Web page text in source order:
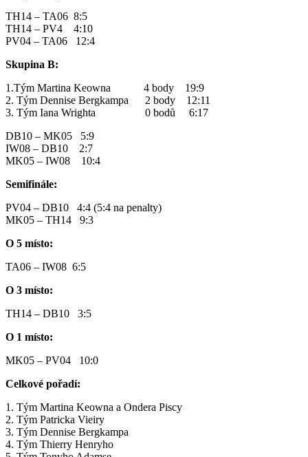
TH14 – TA06 8:5
TH14 – PV4 4:10
PV04 – TA06 12:4
Skupina B:
1.Tým Martina Keowna 4 body 19:9
2. Tým Dennise Bergkampa 2 body 12:11
3. Tým Iana Wrighta 0 bodů 6:17
DB10 – MK05 5:9
IW08 – DB10 2:7
MK05 – IW08 10:4
Semifinále:
PV04 – DB10 4:4 (5:4 na penalty)
MK05 – TH14 9:3
O 5 místo:
TA06 – IW08 6:5
O 3 místo:
TH14 – DB10 3:5
O 1 místo:
MK05 – PV04 10:0
Celkové pořadí:
1. Tým Martina Keowna a Ondera Piscy
2. Tým Patricka Vieiry
3. Tým Dennise Bergkampa
4. Tým Thierry Henryho